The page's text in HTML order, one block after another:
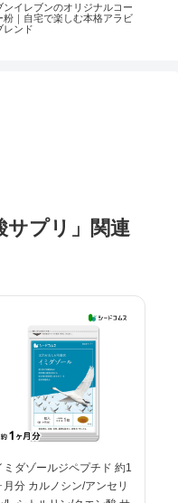
ンイレブンのオリジナルコー
粉｜自宅で楽しむ本格アラビ
レンド
サプリ」関連
ミダゾールジペプチド 約1
月分 カルノシン/アンセリ